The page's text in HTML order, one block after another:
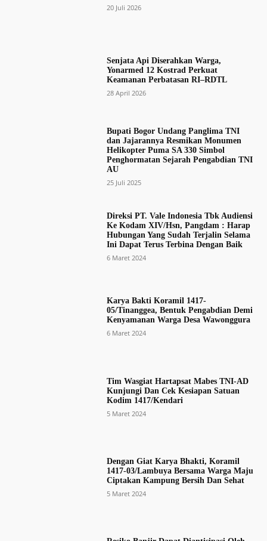
20 Juli 2026
Senjata Api Diserahkan Warga,
Yonarmed 12 Kostrad Perkuat
Keamanan Perbatasan RI–RDTL
28 April 2026
Bupati Bogor Undang Panglima TNI
dan Jajarannya Resmikan Monumen
Helikopter Puma SA 330 Simbol
Penghormatan Sejarah Pengabdian TNI
AU
25 Juli 2025
Direksi PT. Vale Indonesia Tbk Audiensi
Ke Kodam XIV/Hsn, Pangdam : Harap
Hubungan Yang Sudah Terjalin Selama
Ini Dapat Terus Terbina Dengan Baik
6 Maret 2024
Karya Bakti Koramil 1417-
05/Tinanggea, Bentuk Pengabdian Demi
Kenyamanan Warga Desa Wawonggura
6 Maret 2024
Tim Wasgiat Hartapsat Mabes TNI-AD
Kunjungi Dan Cek Kesiapan Satuan
Kodim 1417/Kendari
5 Maret 2024
Dengan Giat Karya Bhakti, Koramil
1417-03/Lambuya Bersama Warga Maju
Ciptakan Kampung Bersih Dan Sehat
5 Maret 2024